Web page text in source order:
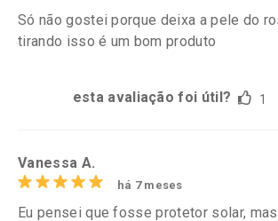
Só não gostei porque deixa a pele do
tirando isso é um bom produto
esta avaliação foi útil? 1
Vanessa A.
há 7 meses
Eu pensei que fosse protetor solar,